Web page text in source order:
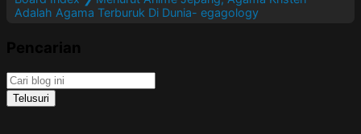
Adalah Agama Terburuk Di Dunia- egagology